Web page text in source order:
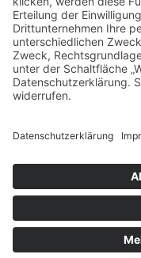
Impressum
© Heide-Camp